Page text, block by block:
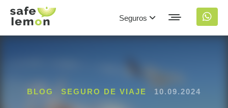
Seguros
BLOG SEGURO DE VIAJE 10.09.2024